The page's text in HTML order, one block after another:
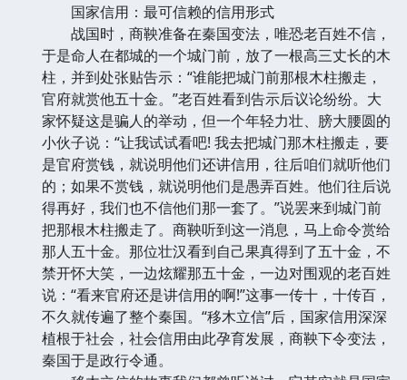
国家信用：最可信赖的信用形式
战国时，商鞅准备在秦国变法，唯恐老百姓不信，
于是命人在都城的一个城门前，放了一根高三丈长的木
柱，并到处张贴告示：“谁能把城门前那根木柱搬走，
官府就赏他五十金。”老百姓看到告示后议论纷纷。大
家怀疑这是骗人的举动，但一个年轻力壮、膀大腰圆的
小伙子说：“让我试试看吧! 我去把城门那木柱搬走，要
是官府赏钱，就说明他们还讲信用，往后咱们就听他们
的；如果不赏钱，就说明他们是愚弄百姓。他们往后说
得再好，我们也不信他们那一套了。”说罢来到城门前
把那根木柱搬走了。商鞅听到这一消息，马上命令赏给
那人五十金。那位壮汉看到自己果真得到了五十金，不
禁开怀大笑，一边炫耀那五十金，一边对围观的老百姓
说：“看来官府还是讲信用的啊!”这事一传十，十传百，
不久就传遍了整个秦国。“移木立信”后，国家信用深深
植根于社会，社会信用由此孕育发展，商鞅下令变法，
秦国于是政行令通。